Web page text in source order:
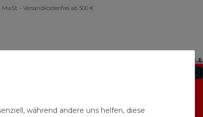
MwSt.- Versandkostenfrei ab 500 €
während andere uns helfen, diese